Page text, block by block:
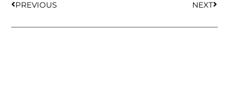
PREVIOUS NEXT